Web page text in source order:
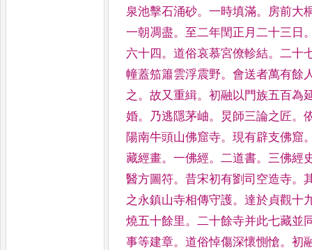
泉池擊石涌砂。一時填滿。
房前大
一朝凋盡。 至二年閏正月二十三日
六十四。道俗哀慕宮僚軫結。二十
幢蓋笳簫雲浮震野。會送者萬有餘
之。故又重緝。初融以門族五百為
婚。 乃逃隱茅岫。 炅師三論之匠。
陽南牛頭山佛窟寺。現有辟支佛窟
藏經畫。一佛經。二道書。三佛經
醫方圖符。昔宋初有劉司空造寺。
之永鎮山寺相傳守護。達於貞觀十
燒五十餘里。二十餘寺并此七藏並
事等建章。道俗悼傷深懷惻愴。初